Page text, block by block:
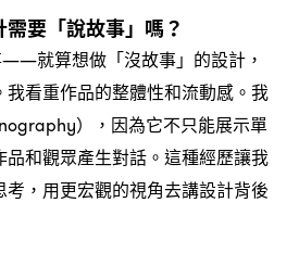
要「說故事」嗎？
——就算想做「沒故事」的設計 ，
看重作品的整體性和流動感。我
）， 因為它不只能展示單
品和觀眾產生對話。這種經歷讓我
考 ， 用更宏觀的視角去講設計背後